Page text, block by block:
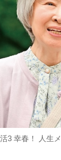
3 幸春！ 人生